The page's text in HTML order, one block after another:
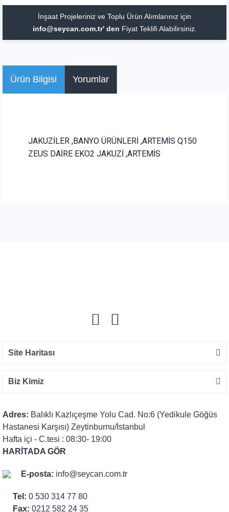
İnşaat Projeleriniz ve Toplu Ürün Alımlarınız için
info@seycan.com.tr' den Fiyat Teklifi Alabilirsiniz.
Ürün Bilgisi Yorumlar
JAKUZİLER ,BANYO ÜRÜNLERİ ,ARTEMİS Q150
ZEUS DAİRE EKO2 JAKUZİ ,ARTEMİS
Site Haritası
Biz Kimiz
Adres: Balıklı Kazlıçeşme Yolu Cad. No:6 (Yedikule Göğüs
Hastanesi Karşısı) Zeytinburnu/İstanbul
Hafta içi - C.tesi : 08:30- 19:00
HARİTADA GÖR
E-posta: info@seycan.com.tr
Tel: 0 530 314 77 80
Fax: 0212 582 24 35